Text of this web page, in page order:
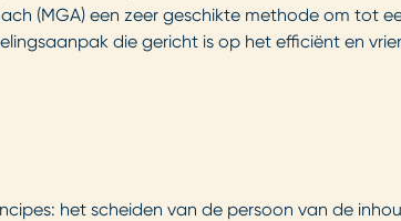
(MGA) een zeer geschikte methode om
die gericht is op het efficiënt en
het scheiden van de persoon van de